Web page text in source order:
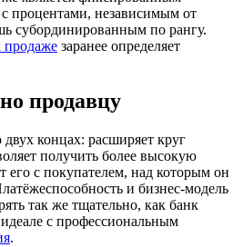
процентами, независимым от
субординированным по рангу.
продаже заранее определяет
продавцу
концах: расширяет круг
получить более высокую
его с покупателем, над которым он
и бизнес-модель
так же тщательно, как банк
с профессиональным
.